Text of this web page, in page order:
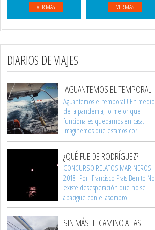
VER MÁS VER MÁS
DIARIOS DE VIAJES
¡AGUANTEMOS EL TEMPORAL!
Aguantemos el temporal ! En medio
de la pandemia, lo mejor que
funciona es quedarnos en casa.
Imaginemos que estamos cor
¿QUÉ FUE DE RODRÍGUEZ?
CONCURSO RELATOS MARINEROS
2018 Por Francisco Prats Benito No
existe desesperación que no se
apacigüe con el asombro.
SIN MÁSTIL CAMINO A LAS